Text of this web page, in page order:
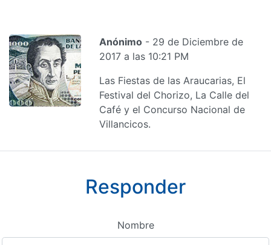
Anónimo - 29 de Diciembre de
2017 a las 10:21 PM
Las Fiestas de las Araucarias, El
Festival del Chorizo, La Calle del
Café y el Concurso Nacional de
Villancicos.
Responder
Nombre